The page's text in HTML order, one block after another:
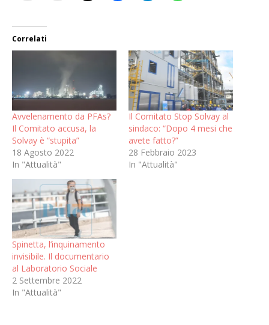
Correlati
Avvelenamento da PFAs?
Il Comitato accusa, la
Solvay è “stupita”
18 Agosto 2022
In "Attualità"
Il Comitato Stop Solvay al
sindaco: “Dopo 4 mesi che
avete fatto?”
28 Febbraio 2023
In "Attualità"
Spinetta, l’inquinamento
invisibile. Il documentario
al Laboratorio Sociale
2 Settembre 2022
In "Attualità"